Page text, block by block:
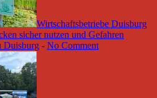
Wirtschaftsbetriebe Duisburg
sicher nutzen und Gefahren
Duisburg - No Comment